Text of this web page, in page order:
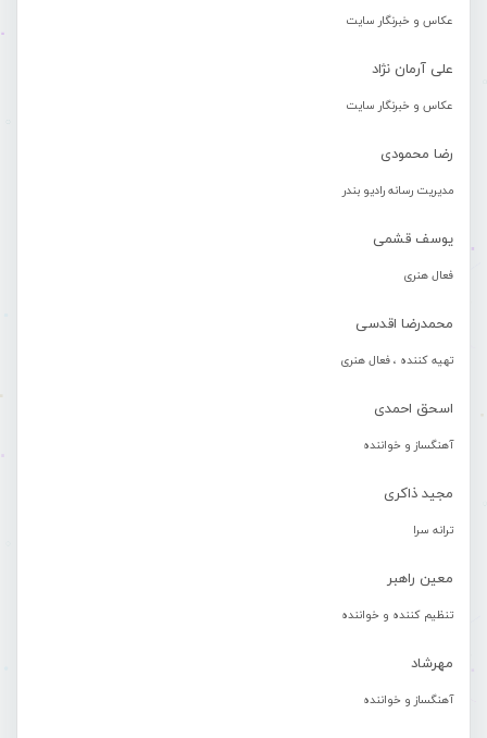
عکاس و خبرنگار سایت
علی آرمان نژاد
عکاس و خبرنگار سایت
رضا محمودی
مدیریت رسانه رادیو بندر
یوسف قشمی
فعال هنری
محمدرضا اقدسی
تهیه کننده ، فعال هنری
اسحق احمدی
آهنگساز و خواننده
مجید ذاکری
ترانه سرا
معین راهبر
تنظیم کننده و خواننده
مهرشاد
آهنگساز و خواننده